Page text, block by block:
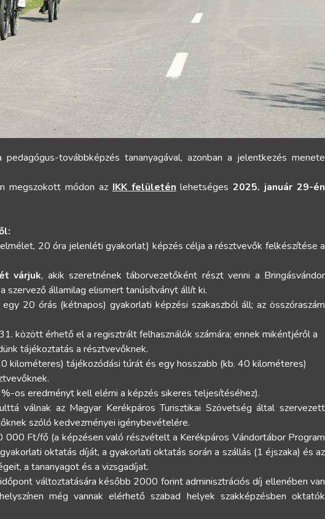
továbbképzés tananyagával, azonban a jelentkezés menete
megszokott módon az IKK felületén lehetséges2025. január 29-én
20 óra jelenléti gyakorlat) képzés célja a résztvevők felkészítése a
várjuk, akik szeretnének táborvezetőként részt venni a Bringásvándor
szervező államilag elismert tanúsítványt állít ki.
20 órás (kétnapos) gyakorlati képzési szakaszból áll; az összóraszám
között érhető el a regisztrált felhasználók számára; ennek mikéntjéről a
tájékoztatás a résztvevőknek.
kilométeres) tájékozódási túrát és egy hosszabb (kb. 40 kilométeres)
os eredményt kell elérni a képzés sikeres teljesítéséhez).
válnak az Magyar Kerékpáros Turisztikai Szövetség által szervezett
szóló kedvezményei igénybevételére.
Ft/fő (a képzésen való részvételt a Kerékpáros Vándortábor Program
oktatás díját, a gyakorlati oktatás során a szállás (1 éjszaka) és az
a tananyagot és a vizsgadíjat.
változtatására később 2000 forint adminisztrációs díj ellenében van
még vannak elérhető szabad helyek szakképzésben oktatók